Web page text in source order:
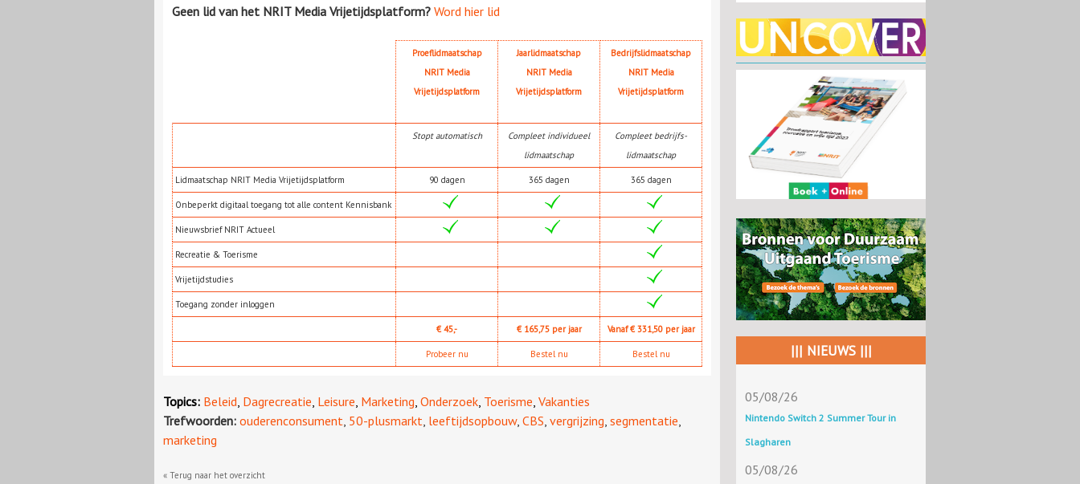
Geen lid van het NRIT Media Vrijetijdsplatform? Word hier lid
Proeflidmaatschap
NRIT Media
Vrijetijdsplatform
Jaarlidmaatschap
NRIT Media
Vrijetijdsplatform
Bedrijfslidmaatschap
NRIT Media
Vrijetijdsplatform
Stopt automatisch
Compleet individueel
lidmaatschap
Compleet bedrijfs-
lidmaatschap
Lidmaatschap NRIT Media Vrijetijdsplatform 90 dagen 365 dagen 365 dagen
Onbeperkt digitaal toegang tot alle content Kennisbank
Nieuwsbrief NRIT Actueel
Recreatie & Toerisme
Vrijetijdstudies
Toegang zonder inloggen
€ 45,- € 165,75 per jaar Vanaf € 331,50 per jaar
Probeer nu Bestel nu Bestel nu
Topics: Beleid Dagrecreatie Leisure Marketing Onderzoek Toerisme Vakanties
Trefwoorden: ouderenconsument 50-plusmarkt leeftijdsopbouw, CBS vergrijzing segmentatie
marketing
« Terug naar het overzicht
||| NIEUWS |||
05/08/26
Nintendo Switch 2 Summer Tour in
Slagharen
05/08/26